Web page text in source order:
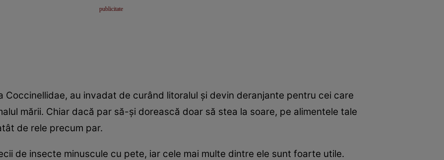
Coccinellidae, au invadat de curând litoralul şi devin deranjante pentru cei care
mării. Chiar dacă par să-şi dorească doar să stea la soare, pe alimentele tale
de rele precum par.
de insecte minuscule cu pete, iar cele mai multe dintre ele sunt foarte utile.